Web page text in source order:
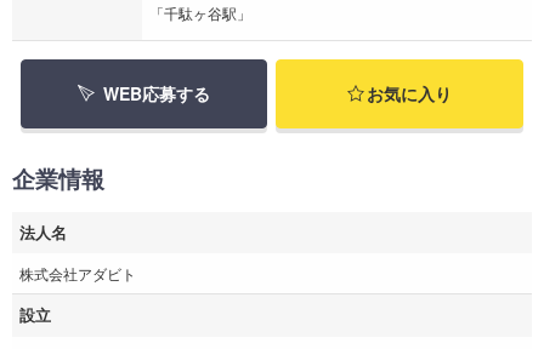
「千駄ヶ谷駅」
WEB応募する お気に入り
企業情報
法人名
株式会社アダビト
設立